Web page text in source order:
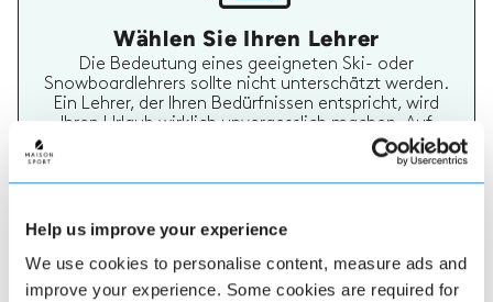
Help us improve your experience
We use cookies to personalise content, measure ads and
improve your experience. Some cookies are required for
Wählen Sie Ihren Lehrer
Die Bedeutung eines geeigneten Ski- oder
Snowboardlehrers sollte nicht unterschätzt werden.
Ein Lehrer, der Ihren Bedürfnissen entspricht, wird
Ihren Urlaub wirklich unvergesslich machen. Auf
Maison Sport ist es einfach, mehr über jeden Lehrer
zu erfahren, ihre Bewertungen zu überprüfen und
dann sicher zu buchen und zu bezahlen.